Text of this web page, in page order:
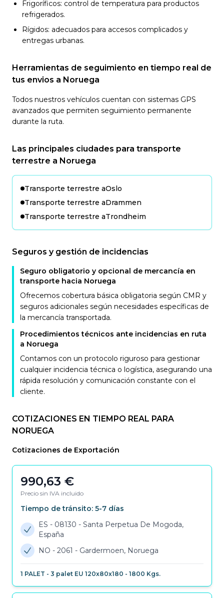
Frigoríficos: control de temperatura para productos
refrigerados.
Rígidos: adecuados para accesos complicados y
entregas urbanas.
Herramientas de seguimiento en tiempo real de
tus envios a Noruega
Todos nuestros vehículos cuentan con sistemas GPS
avanzados que permiten seguimiento permanente
durante la ruta.
Las principales ciudades para transporte
terrestre a Noruega
Transporte terrestre aOslo
Transporte terrestre aDrammen
Transporte terrestre aTrondheim
Seguros y gestión de incidencias
Seguro obligatorio y opcional de mercancía en
transporte hacia Noruega
Ofrecemos cobertura básica obligatoria según CMR y
seguros adicionales según necesidades específicas de
la mercancía transportada.
Procedimientos técnicos ante incidencias en ruta
a Noruega
Contamos con un protocolo riguroso para gestionar
cualquier incidencia técnica o logística, asegurando una
rápida resolución y comunicación constante con el
cliente.
COTIZACIONES EN TIEMPO REAL PARA
NORUEGA
Cotizaciones de Exportación
990,63 €
Precio sin IVA incluido
Tiempo de tránsito: 5-7 días
ES - 08130 - Santa Perpetua De Mogoda,
España
NO - 2061 - Gardermoen, Noruega
1 PALET - 3 palet EU 120x80x180 - 1800 Kgs.